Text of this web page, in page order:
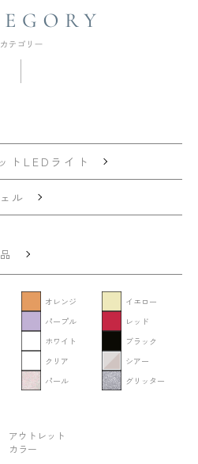
ト LEDライト
ル
オレンジ
イエロー
パープル
レッド
ホワイト
ブラック
クリア
シアー
パール
グリッター
アウトレット
カラー